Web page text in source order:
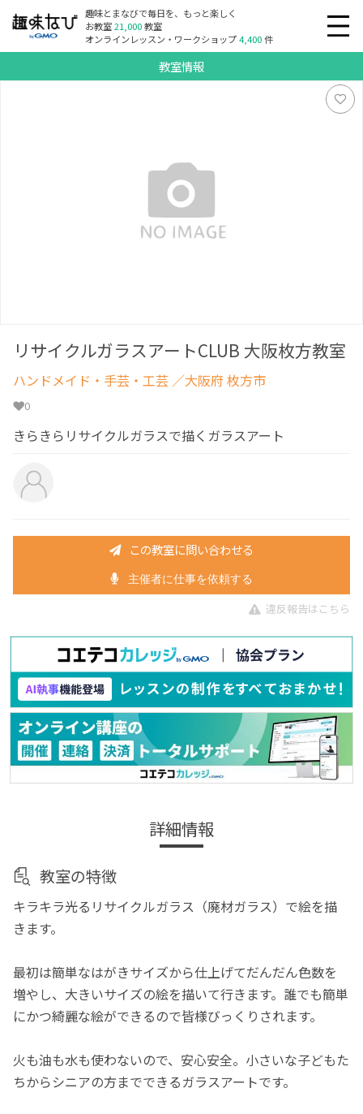
趣味とまなびで毎日を、もっと楽しく
お教室21,000教室
オンラインレッスン・ワークショップ4,400件
教室情報
リサイクルガラスアートCLUB 大阪枚方教室
ハンドメイド・手芸・工芸 ／大阪府 枚方市
0
きらきらリサイクルガラスで描くガラスアート
この教室に問い合わせる
主催者に仕事を依頼する
違反報告はこちら
詳細情報
教室の特徴
キラキラ光るリサイクルガラス（廃材ガラス）で絵を描
きます。
最初は簡単なはがきサイズから仕上げてだんだん色数を
増やし、大きいサイズの絵を描いて行きます。誰でも簡単
にかつ綺麗な絵ができるので皆様びっくりされます。
火も油も水も使わないので、安心安全。小さいな子どもた
ちからシニアの方までできるガラスアートです。